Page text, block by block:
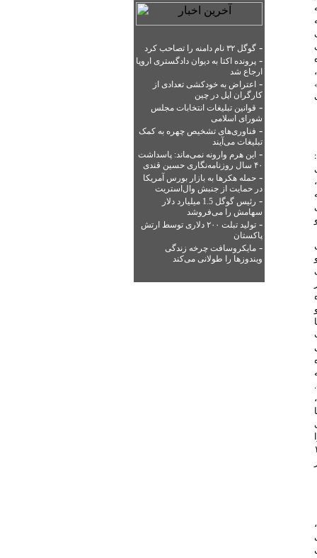
-گوگل ۳۲ نام دامنه را تصاحب کرد
-پرونده اکتا به دیوان دادگستری اروپا
ارجاع شد
- اعتراض به خودکشی تعدادی از
کارگران اپل در چین
- قوانین تبلیغات انتخابات مجلس
شورای اسلامی
- فناوری‌های تشخیص چهره به کمک
تبلیغات می‌آیند
-این هرم وارونه نمی‌ماند: پاسداشت
۴۰ سال روزنامه‌نگاری حسین قندی
-حمله هکرها به بازار بورس آمریکا
در حمایت از جنبش وال‌استریت
-
رئیس گوگل 1.5 میلیارد دلار
سهامش را می‌فروشد
-
تولید تبلت ۲۰۰ دلاری توسط ارتش
پاکستان
-مایکروسافت چرخه زندگی
ویندوزها را طولانی می‌کند
سایت بین ۳۵۰ تا
۱۵۰۰